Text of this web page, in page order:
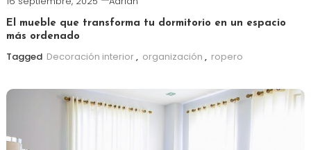
El mueble que transforma tu dormitorio en un espacio
más ordenado
Tagged Decoración interior, organización , ropero